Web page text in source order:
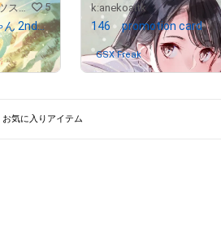
# 197/300
P.A.WORKS 公式コンテンツストア 5
【P.A.WORKS】ふももちゃん 2ndアニバーサリーイラスト
k:anekoattk
146 promotion card
GSX Freakさんが保有中
お気に入りアイテム